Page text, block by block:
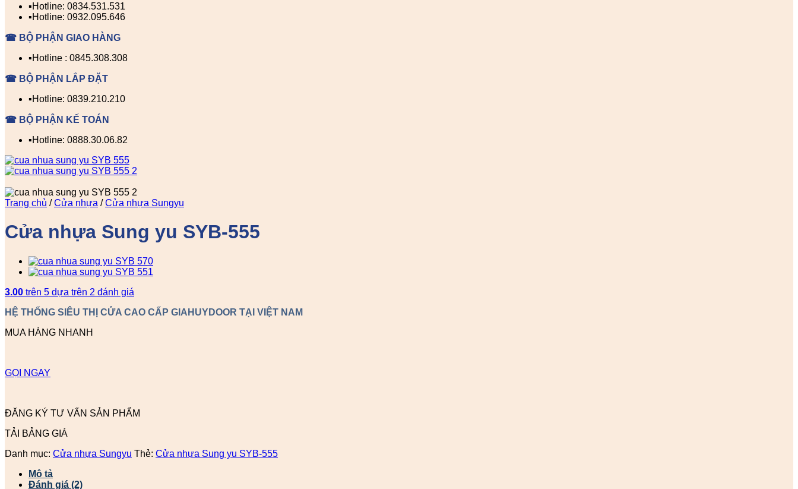
▪️Hotline: 0834.531.531
▪️Hotline: 0932.095.646
☎ BỘ PHẬN GIAO HÀNG
▪️Hotline : 0845.308.308
☎ BỘ PHẬN LẮP ĐẶT
▪️Hotline: 0839.210.210
☎ BỘ PHẬN KẾ TOÁN
▪️Hotline: 0888.30.06.82
Trang chủ / Cửa nhựa / Cửa nhựa Sungyu
Cửa nhựa Sung yu SYB-555
3.00 trên 5 dựa trên 2 đánh giá
HỆ THỐNG SIÊU THỊ CỬA CAO CẤP GIAHUYDOOR TẠI VIỆT NAM
MUA HÀNG NHANH
GỌI NGAY
ĐĂNG KÝ TƯ VẤN SẢN PHẨM
TẢI BẢNG GIÁ
Danh mục: Cửa nhựa Sungyu Thẻ: Cửa nhựa Sung yu SYB-555
Mô tả
Đánh giá (2)